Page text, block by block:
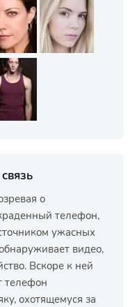
о
телефон,
ужасных
видео,
Вскоре к ней
телефон
охотящемуся за